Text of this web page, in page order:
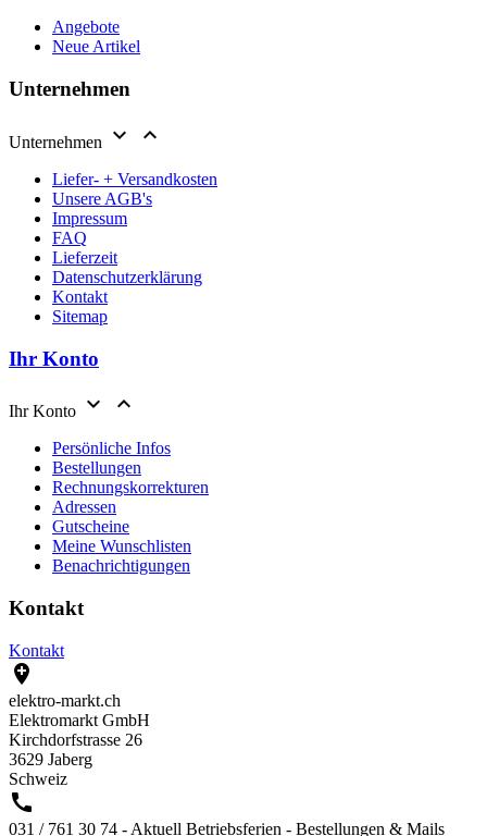
Angebote
Neue Artikel
Unternehmen
Unternehmen  
Liefer- + Versandkosten
Unsere AGB's
Impressum
FAQ
Lieferzeit
Datenschutzerklärung
Kontakt
Sitemap
Ihr Konto
Ihr Konto  
Persönliche Infos
Bestellungen
Rechnungskorrekturen
Adressen
Gutscheine
Meine Wunschlisten
Benachrichtigungen
Kontakt
Kontakt

elektro-markt.ch
Elektromarkt GmbH
Kirchdorfstrasse 26
3629 Jaberg
Schweiz

031 / 761 30 74 - Aktuell Betriebsferien - Bestellungen & Mails